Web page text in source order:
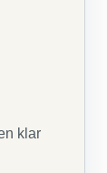
klar